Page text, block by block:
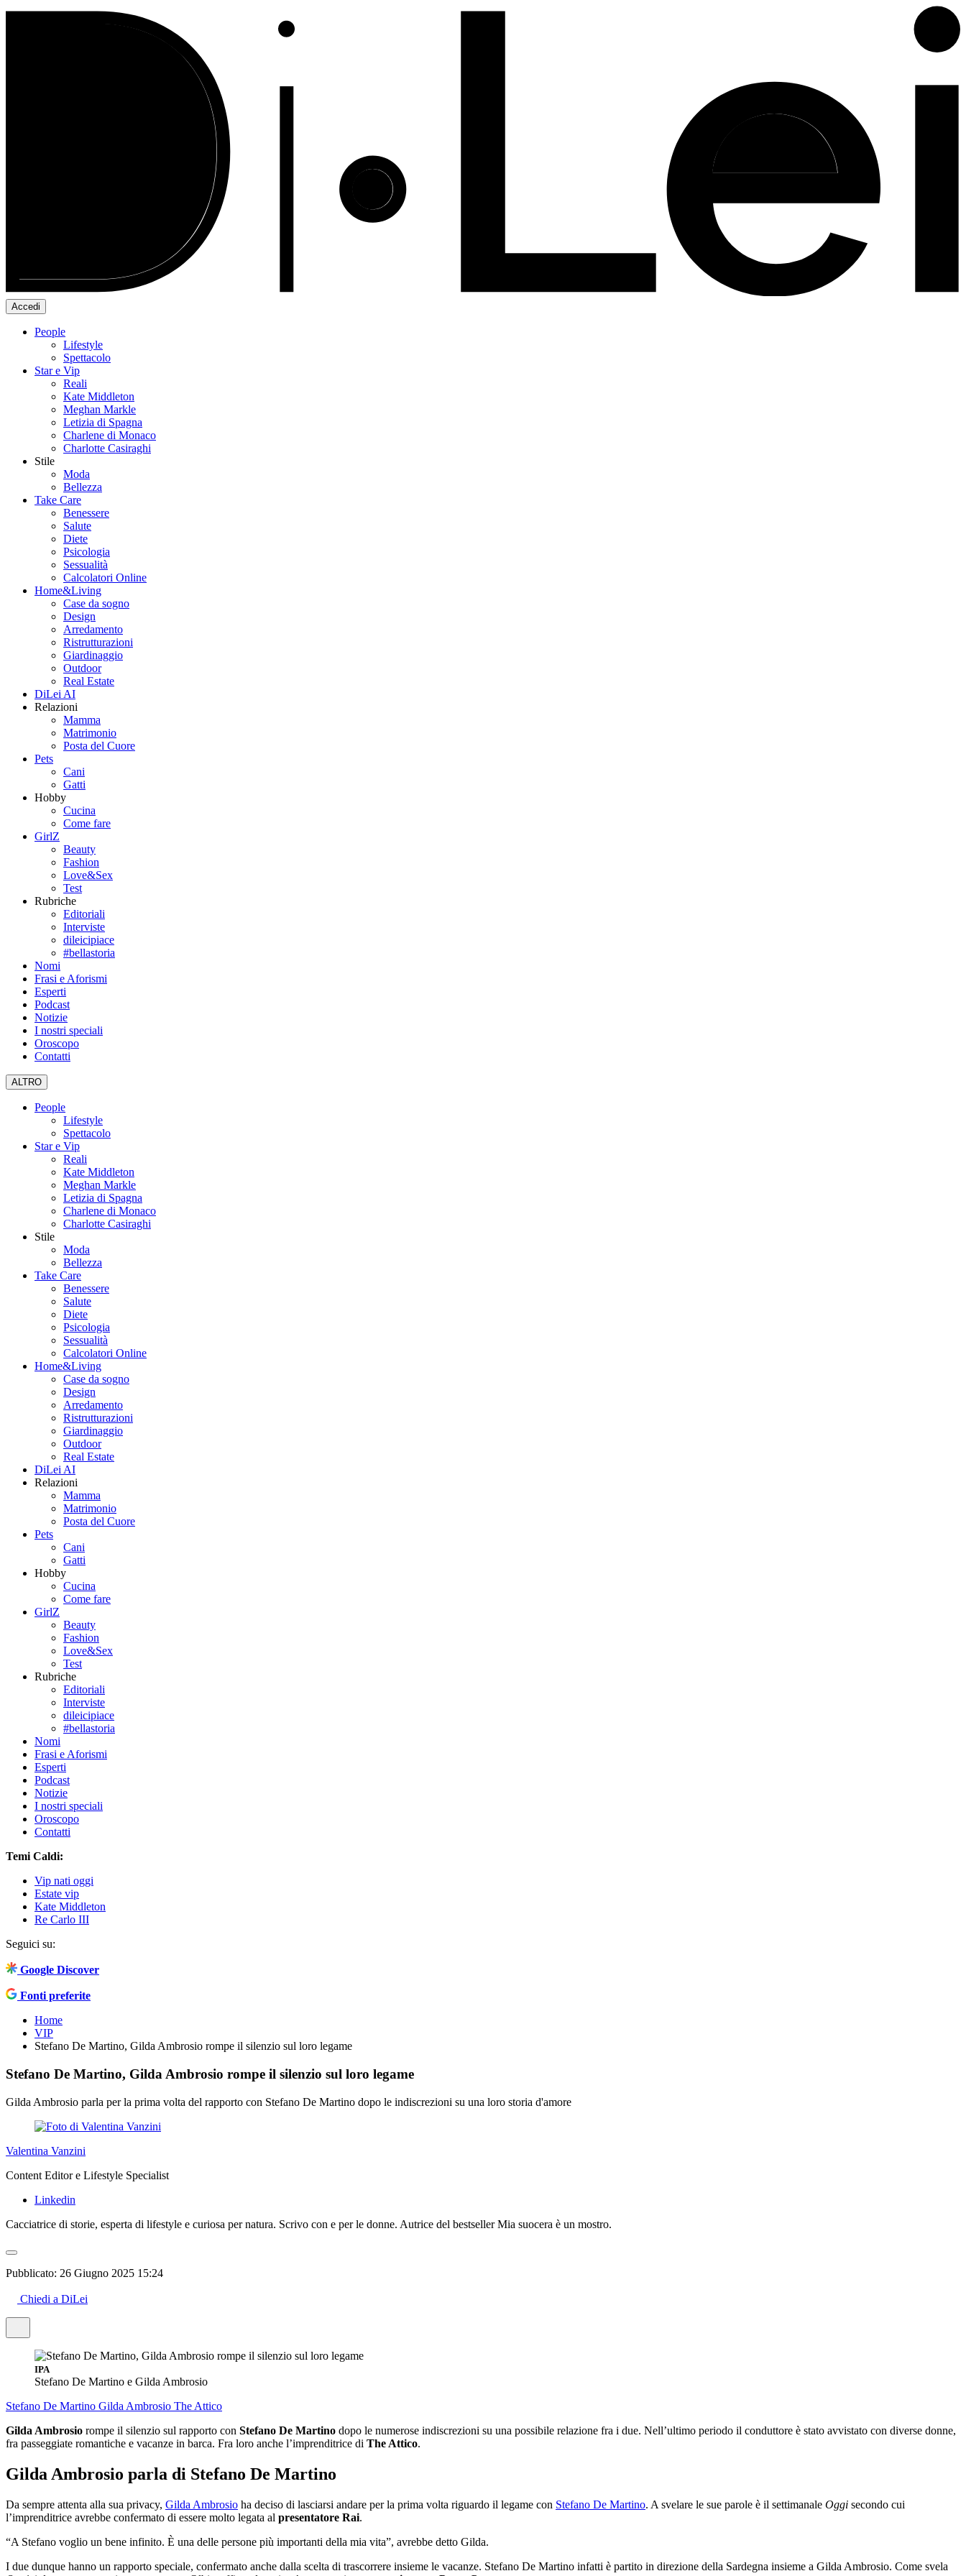
Accedi
People
Lifestyle
Spettacolo
Star e Vip
Reali
Kate Middleton
Meghan Markle
Letizia di Spagna
Charlene di Monaco
Charlotte Casiraghi
Stile
Moda
Bellezza
Take Care
Benessere
Salute
Diete
Psicologia
Sessualità
Calcolatori Online
Home&Living
Case da sogno
Design
Arredamento
Ristrutturazioni
Giardinaggio
Outdoor
Real Estate
DiLei AI
Relazioni
Mamma
Matrimonio
Posta del Cuore
Pets
Cani
Gatti
Hobby
Cucina
Come fare
GirlZ
Beauty
Fashion
Love&Sex
Test
Rubriche
Editoriali
Interviste
dileicipiace
#bellastoria
Nomi
Frasi e Aforismi
Esperti
Podcast
Notizie
I nostri speciali
Oroscopo
Contatti
ALTRO
People
Lifestyle
Spettacolo
Star e Vip
Reali
Kate Middleton
Meghan Markle
Letizia di Spagna
Charlene di Monaco
Charlotte Casiraghi
Stile
Moda
Bellezza
Take Care
Benessere
Salute
Diete
Psicologia
Sessualità
Calcolatori Online
Home&Living
Case da sogno
Design
Arredamento
Ristrutturazioni
Giardinaggio
Outdoor
Real Estate
DiLei AI
Relazioni
Mamma
Matrimonio
Posta del Cuore
Pets
Cani
Gatti
Hobby
Cucina
Come fare
GirlZ
Beauty
Fashion
Love&Sex
Test
Rubriche
Editoriali
Interviste
dileicipiace
#bellastoria
Nomi
Frasi e Aforismi
Esperti
Podcast
Notizie
I nostri speciali
Oroscopo
Contatti
Temi Caldi:
Vip nati oggi
Estate vip
Kate Middleton
Re Carlo III
Seguici su:
Google Discover
Fonti preferite
Home
VIP
Stefano De Martino, Gilda Ambrosio rompe il silenzio sul loro legame
Stefano De Martino, Gilda Ambrosio rompe il silenzio sul loro legame
Gilda Ambrosio parla per la prima volta del rapporto con Stefano De Martino dopo le indiscrezioni su una loro storia d'amore
Valentina Vanzini
Content Editor e Lifestyle Specialist
Linkedin
Cacciatrice di storie, esperta di lifestyle e curiosa per natura. Scrivo con e per le donne. Autrice del bestseller Mia suocera è un mostro.
Pubblicato: 26 Giugno 2025 15:24
Chiedi a DiLei
IPA
Stefano De Martino e Gilda Ambrosio
Stefano De Martino Gilda Ambrosio The Attico
Gilda Ambrosio rompe il silenzio sul rapporto con Stefano De Martino dopo le numerose indiscrezioni su una possibile relazione fra i due. Nell’ultimo periodo il conduttore è stato avvistato con diverse donne,
fra passeggiate romantiche e vacanze in barca. Fra loro anche l’imprenditrice di The Attico.
Gilda Ambrosio parla di Stefano De Martino
Da sempre attenta alla sua privacy, Gilda Ambrosio ha deciso di lasciarsi andare per la prima volta riguardo il legame con Stefano De Martino. A svelare le sue parole è il settimanale Oggi secondo cui
l’imprenditrice avrebbe confermato di essere molto legata al presentatore Rai.
“A Stefano voglio un bene infinito. È una delle persone più importanti della mia vita”, avrebbe detto Gilda.
I due dunque hanno un rapporto speciale, confermato anche dalla scelta di trascorrere insieme le vacanze. Stefano De Martino infatti è partito in direzione della Sardegna insieme a Gilda Ambrosio. Come svela